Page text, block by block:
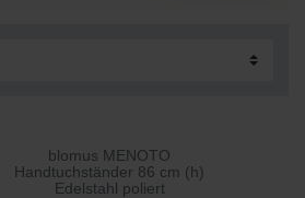
blomus MENOTO
Handtuchständer 86 cm (h)
Edelstahl poliert